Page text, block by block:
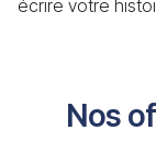
écrire votre
Nos